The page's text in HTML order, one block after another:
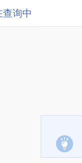
查询中